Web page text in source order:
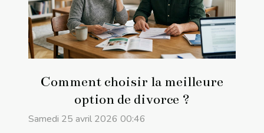
Comment choisir la meilleure
option de divorce ?
Samedi 25 avril 2026 00:46